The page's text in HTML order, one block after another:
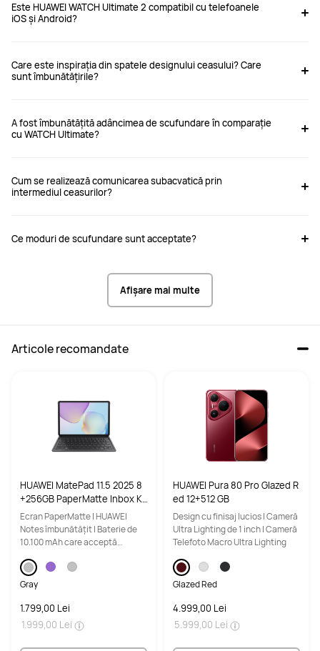
Este HUAWEI WATCH Ultimate 2 compatibil cu telefoanele
iOS și Android?
Care este inspirația din spatele designului ceasului? Care
sunt îmbunătățirile?
A fost îmbunătățită adâncimea de scufundare în comparație
cu WATCH Ultimate?
Cum se realizează comunicarea subacvatică prin
intermediul ceasurilor?
Ce moduri de scufundare sunt acceptate?
Afișare mai multe
Articole recomandate
HUAWEI MatePad 11.5 2025 8
+256GB PaperMatte Inbox Ke
yboard Grey
Ecran PaperMatte | HUAWEI
Notes îmbunătățit | Baterie de
10.100 mAh care acceptă
Gray
1.799,00 Lei
1.999,00 Lei
HUAWEI Pura 80 Pro Glazed R
ed 12+512 GB
Design cu finisaj lucios | Cameră
Ultra Lighting de 1 inch | Cameră
Telefoto Macro Ultra Lighting
Glazed Red
4.999,00 Lei
5.999,00 Lei